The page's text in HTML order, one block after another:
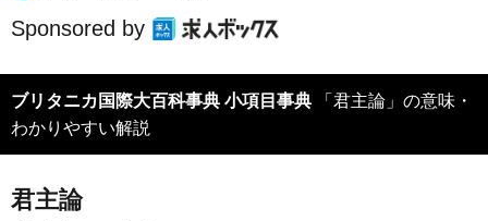
Sponsored by
ブリタニカ国際大百科事典 小項目事典 「君主論」の意味・
わかりやすい解説
君主論